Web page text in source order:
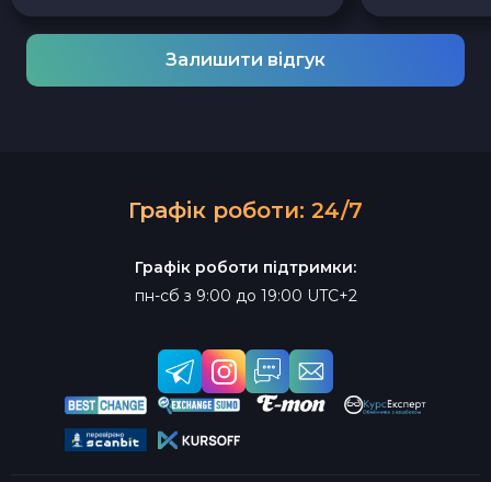
Залишити відгук
Графік роботи: 24/7
Графік роботи підтримки:
пн-сб з 9:00 до 19:00 UTC+2